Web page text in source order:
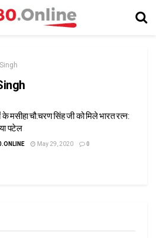
के मसीहा चौ.चरण सिंह जी को मिले भारत रत्न:
पटेल
May 29, 2020 0